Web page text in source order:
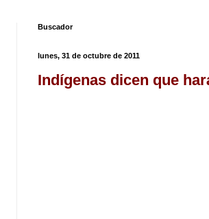
Buscador
lunes, 31 de octubre de 2011
Indígenas dicen que